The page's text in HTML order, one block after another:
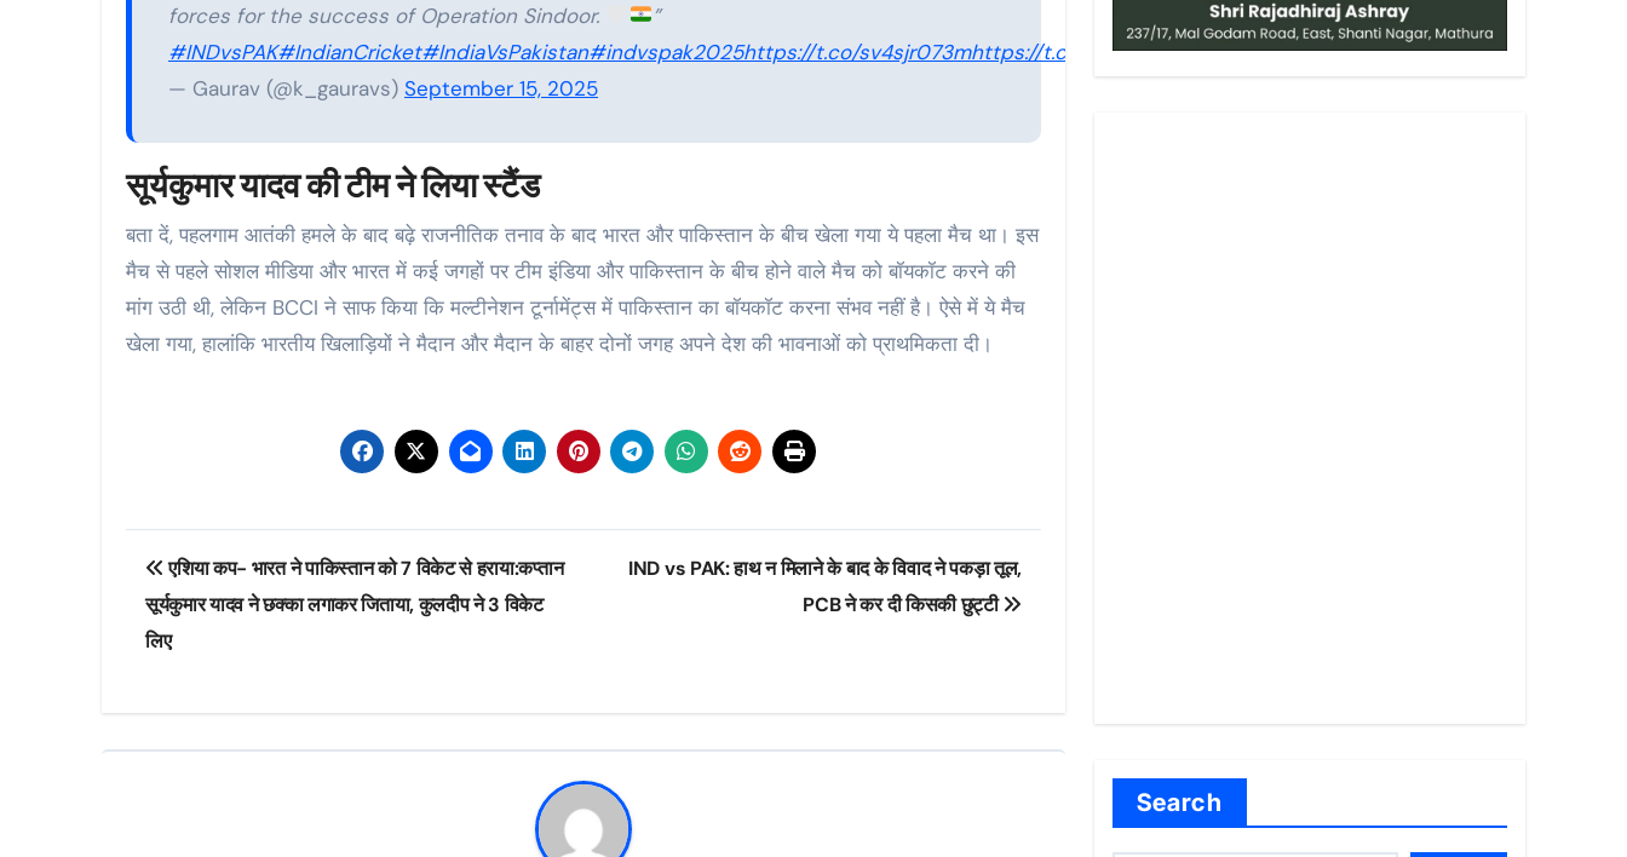
forces for the success of Operation Sindoor.
”
#INDvsPAK#IndianCricket#IndiaVsPakistan#indvspak2025https://t.co/sv4sjr073mhttps://t.co/YchwOnTjHE
— Gaurav (@k_gauravs) September 15, 2025
सूर्यकुमार यादव की टीम ने लिया स्टैंड
बता दें, पहलगाम आतंकी हमले के बाद बढ़े राजनीतिक तनाव के बाद भारत और पाकिस्तान के बीच खेला गया ये पहला मैच था। इस
मैच से पहले सोशल मीडिया और भारत में कई जगहों पर टीम इंडिया और पाकिस्तान के बीच होने वाले मैच को बॉयकॉट करने की
मांग उठी थी, लेकिन BCCI ने साफ किया कि मल्टीनेशन टूर्नामेंट्स में पाकिस्तान का बॉयकॉट करना संभव नहीं है। ऐसे में ये मैच
खेला गया, हालांकि भारतीय खिलाड़ियों ने मैदान और मैदान के बाहर दोनों जगह अपने देश की भावनाओं को प्राथमिकता दी।
Post
navigation
एशिया कप- भारत ने पाकिस्तान को 7 विकेट से हराया:कप्तान
सूर्यकुमार यादव ने छक्का लगाकर जिताया, कुलदीप ने 3 विकेट
लिए
IND vs PAK: हाथ न मिलाने के बाद के विवाद ने पकड़ा तूल,
PCB ने कर दी किसकी छुट्टी
Search